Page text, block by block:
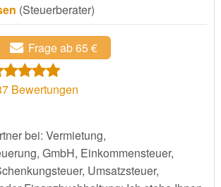
(Steuerberater)
Frage ab 65 €
Bewertungen
bei: Vermietung,
GmbH, Einkommensteuer,
Umsatzsteuer,